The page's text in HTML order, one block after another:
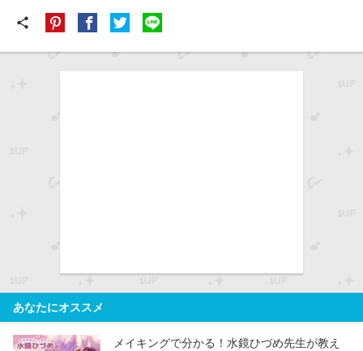
share
あなたにオススメ
メイキングで分かる！水鏡ひづめ先生が教え